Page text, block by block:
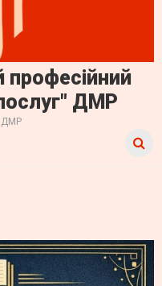
професійний
ДМР
ДМР